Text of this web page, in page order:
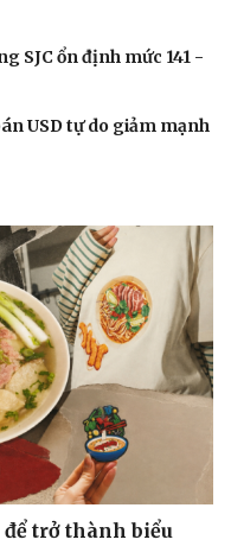
SJC ổn định mức 141 -
USD tự do giảm mạnh
trở thành biểu